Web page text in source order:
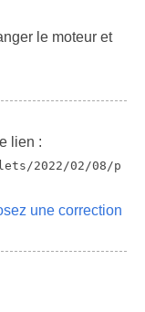
le moteur et
lien :
2022/02/08/p
une correction